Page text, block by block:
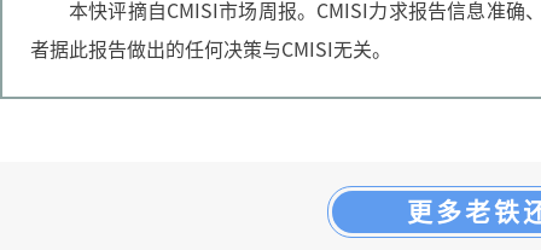
本快评摘自CMISI市场周报。CMISI力求报告信息准确
者据此报告做出的任何决策与CMISI无关。
更多老铁